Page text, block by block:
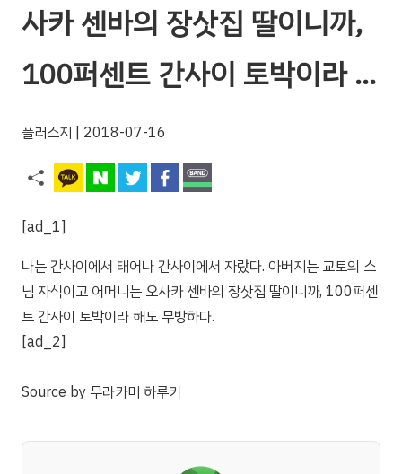
사카 센바의 장삿집 딸이니까,
100퍼센트 간사이 토박이라 …
플러스지 | 2018-07-16
[ad_1]
나는 간사이에서 태어나 간사이에서 자랐다. 아버지는 교토의 스
님 자식이고 어머니는 오사카 센바의 장삿집 딸이니까, 100퍼센
트 간사이 토박이라 해도 무방하다.
[ad_2]
Source by 무라카미 하루키